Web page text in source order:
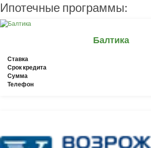
Ипотечные программы:
Балтика
Ставка
Срок кредита
Сумма
Телефон